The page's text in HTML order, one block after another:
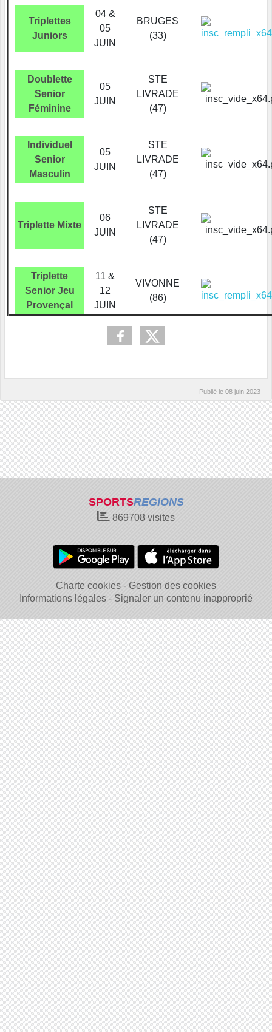
Triplettes
Juniors
04 &
05
JUIN
BRUGES
(33)
Doublette
Senior
Féminine
05
JUIN
STE
LIVRADE
(47)
Individuel
Senior
Masculin
05
JUIN
STE
LIVRADE
(47)
Triplette Mixte
06
JUIN
STE
LIVRADE
(47)
Triplette
Senior Jeu
Provençal
11 &
12
JUIN
VIVONNE
(86)
Publié le 08 juin 2023
SPORTSREGIONS
869708 visites
Charte cookies
Gestion des cookies
Informations légales
Signaler un contenu inapproprié